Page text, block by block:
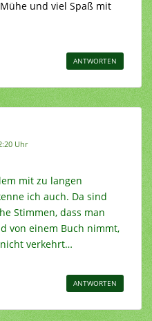
und viel Spaß mit
ANTWORTEN
Uhr
mit zu langen
ich auch. Da sind
Stimmen, dass man
von einem Buch nimmt,
verkehrt…
ANTWORTEN